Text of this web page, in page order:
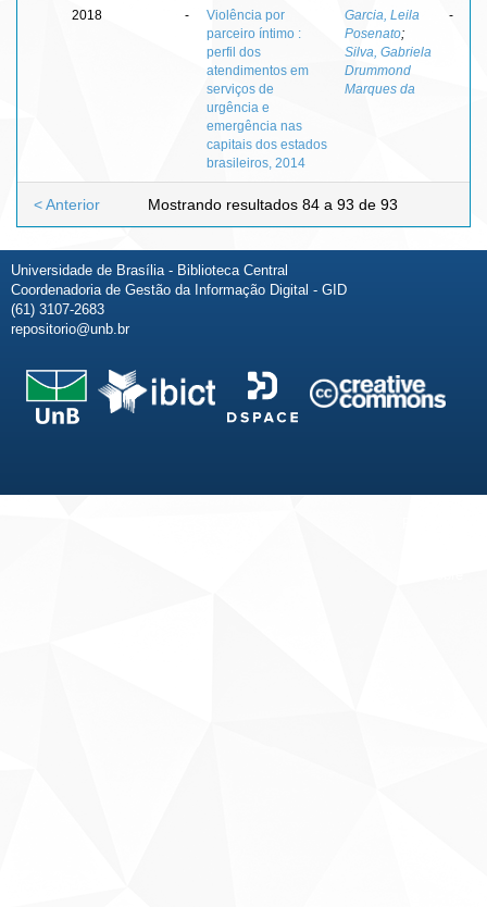
2018 -
Violência por
parceiro íntimo :
perfil dos
atendimentos em
serviços de
urgência e
emergência nas
capitais dos estados
brasileiros, 2014
Garcia, Leila
Posenato;
Silva, Gabriela
Drummond
Marques da
-
Mostrando resultados 84 a 93 de 93
< Anterior
Universidade de Brasília - Biblioteca Central
Coordenadoria de Gestão da Informação Digital - GID
(61) 3107-2683
repositorio@unb.br